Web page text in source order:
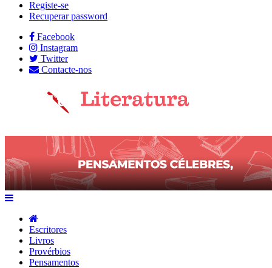
Registe-se
Recuperar password
Facebook
Instagram
Twitter
Contacte-nos
Escritores
Livros
Provérbios
Pensamentos